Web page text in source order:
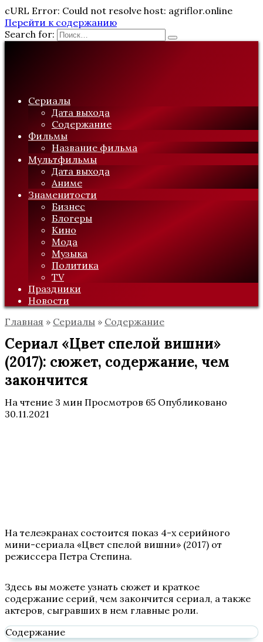
cURL Error: Could not resolve host: agriflor.online
Перейти к содержанию
Search for:
Сериалы
Дата выхода
Содержание
Фильмы
Название фильма
Мультфильмы
Дата выхода
Аниме
Знаменитости
Бизнес
Блогеры
Кино
Мода
Музыка
Политика
TV
Праздники
Новости
Главная » Сериалы » Содержание
Сериал «Цвет спелой вишни»
(2017): сюжет, содержание, чем
закончится
На чтение 3 мин Просмотров 65 Опубликовано
30.11.2021
На телеэкранах состоится показ 4-х серийного
мини-сериала «Цвет спелой вишни» (2017) от
режиссера Петра Степина.
Здесь вы можете узнать сюжет и краткое
содержание серий, чем закончится сериал, а также
актеров, сыгравших в нем главные роли.
Содержание